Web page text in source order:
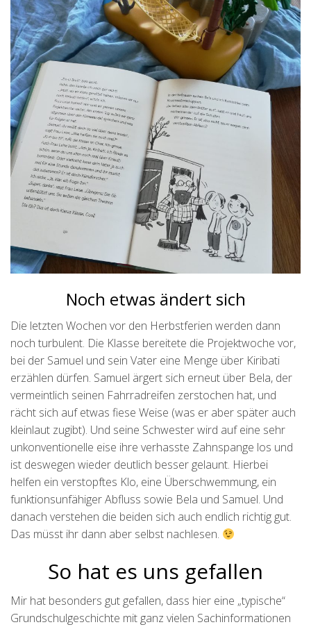
Noch etwas ändert sich
Die letzten Wochen vor den Herbstferien werden dann
noch turbulent. Die Klasse bereitete die Projektwoche vor,
bei der Samuel und sein Vater eine Menge über Kiribati
erzählen dürfen. Samuel ärgert sich erneut über Bela, der
vermeintlich seinen Fahrradreifen zerstochen hat, und
rächt sich auf etwas fiese Weise (was er aber später auch
kleinlaut zugibt). Und seine Schwester wird auf eine sehr
unkonventionelle eise ihre verhasste Zahnspange los und
ist deswegen wieder deutlich besser gelaunt. Hierbei
helfen ein verstopftes Klo, eine Überschwemmung, ein
funktionsunfähiger Abfluss sowie Bela und Samuel. Und
danach verstehen die beiden sich auch endlich richtig gut.
Das müsst ihr dann aber selbst nachlesen.
So hat es uns gefallen
Mir hat besonders gut gefallen, dass hier eine „typische“
Grundschulgeschichte mit ganz vielen Sachinformationen